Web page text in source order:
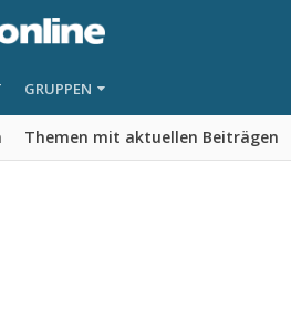
Themen mit aktuellen Beiträgen
GRUPPEN